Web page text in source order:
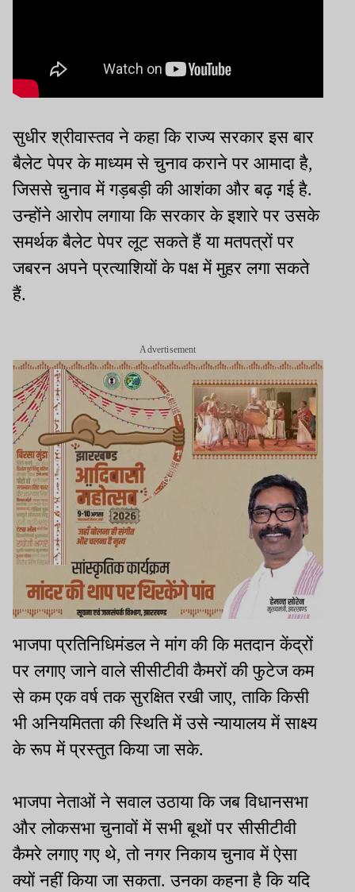
सुधीर श्रीवास्तव ने कहा कि राज्य सरकार इस बार
बैलेट पेपर के माध्यम से चुनाव कराने पर आमादा है,
जिससे चुनाव में गड़बड़ी की आशंका और बढ़ गई है.
उन्होंने आरोप लगाया कि सरकार के इशारे पर उसके
समर्थक बैलेट पेपर लूट सकते हैं या मतपत्रों पर
जबरन अपने प्रत्याशियों के पक्ष में मुहर लगा सकते
हैं.
Advertisement
भाजपा प्रतिनिधिमंडल ने मांग की कि मतदान केंद्रों
पर लगाए जाने वाले सीसीटीवी कैमरों की फुटेज कम
से कम एक वर्ष तक सुरक्षित रखी जाए, ताकि किसी
भी अनियमितता की स्थिति में उसे न्यायालय में साक्ष्य
के रूप में प्रस्तुत किया जा सके.
भाजपा नेताओं ने सवाल उठाया कि जब विधानसभा
और लोकसभा चुनावों में सभी बूथों पर सीसीटीवी
कैमरे लगाए गए थे, तो नगर निकाय चुनाव में ऐसा
क्यों नहीं किया जा सकता. उनका कहना है कि यदि